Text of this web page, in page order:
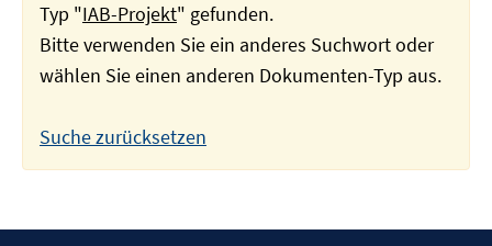
Typ "IAB-Projekt" gefunden.
Bitte verwenden Sie ein anderes Suchwort oder
wählen Sie einen anderen Dokumenten-Typ aus.
Suche zurücksetzen